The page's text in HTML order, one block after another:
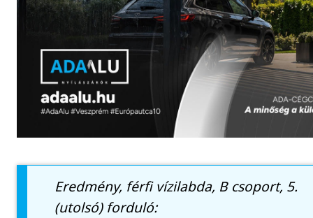
Eredmény, férfi vízilabda, B csoport, 5.
(utolsó) forduló: